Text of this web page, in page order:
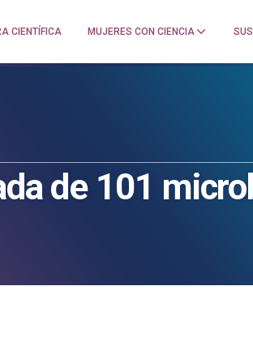
CIENTÍFICA MUJERES CON CIENCIA
de 101